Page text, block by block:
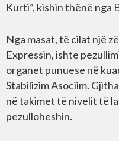
Kurti”, kishin thënë nga
Nga masat, të cilat një
Expressin, ishte
organet punuese në
Stabilizim Asociim.
në takimet të nivelit të
pezulloheshin.